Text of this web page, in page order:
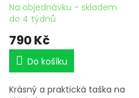
Na objednávku - skladem
do 4 týdnů
790 Kč
Do košíku
Krásný a praktická taška na